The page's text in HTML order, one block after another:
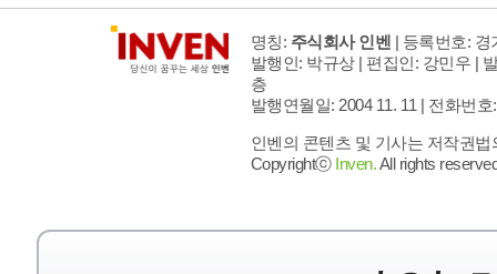
명칭: 주식회사 인벤 | 등록번호: 경
발행인: 박규상 | 편집인: 강민우 |
층
발행연월일: 2004 11. 11 | 전화번호
인벤의 콘텐츠 및 기사는 저작권
Copyrightⓒ Inven.All rights